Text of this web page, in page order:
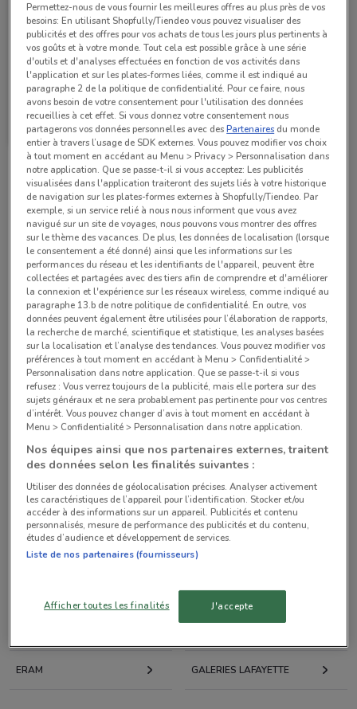
Calvin Klein
990 m
Magasins Calvin Klein dans les environs
3 cours de la Garonne Serris
990 m
OUVERT
Tous les magasins Calvin Klein
Chaînes de Mode à Serris
ZARA KIABI
PRIMARK MANGO
CHAUSSEA BERSHKA
C&A
ERAM GALERIES LAFAYETTE
Permettez-nous de vous fournir les meilleures offres au plus près de vos
besoins: En utilisant Shopfully/Tiendeo vous pouvez visualiser des
publicités et des offres pour vos achats de tous les jours plus pertinents à
vos goûts et à votre monde. Tout cela est possible grâce à une série
d'outils et d'analyses effectuées en fonction de vos activités dans
l'application et sur les plates-formes liées, comme il est indiqué au
paragraphe 2 de la politique de confidentialité. Pour ce faire, nous
avons besoin de votre consentement pour l'utilisation des données
recueillies à cet effet. Si vous donnez votre consentement nous
partagerons vos données personnelles avec desPartenaires du monde
entier à travers l’usage de SDK externes. Vous pouvez modifier vos choix
à tout moment en accédant au Menu > Privacy > Personnalisation dans
notre application. Que se passe-t-il si vous acceptez: Les publicités
visualisées dans l'application traiteront des sujets liés à votre historique
de navigation sur les plates-formes externes à Shopfully/Tiendeo. Par
exemple, si un service relié à nous nous informent que vous avez
navigué sur un site de voyages, nous pouvons vous montrer des offres
sur le thème des vacances. De plus, les données de localisation (lorsque
le consentement a été donné) ainsi que les informations sur les
performances du réseau et les identifiants de l'appareil, peuvent être
collectées et partagées avec des tiers afin de comprendre et d'améliorer
la connexion et l'expérience sur les réseaux wireless, comme indiqué au
paragraphe 13.b de notre politique de confidentialité. En outre, vos
données peuvent également être utilisées pour l’élaboration de rapports,
la recherche de marché, scientifique et statistique, les analyses basées
sur la localisation et l’analyse des tendances. Vous pouvez modifier vos
préférences à tout moment en accédant à Menu > Confidentialité >
Personnalisation dans notre application. Que se passe-t-il si vous
refusez : Vous verrez toujours de la publicité, mais elle portera sur des
sujets généraux et ne sera probablement pas pertinente pour vos centres
d’intérêt. Vous pouvez changer d’avis à tout moment en accédant à
Menu > Confidentialité > Personnalisation dans notre application.
Nos équipes ainsi que nos partenaires externes, traitent
des données selon les finalités suivantes :
Utiliser des données de géolocalisation précises. Analyser activement
les caractéristiques de l’appareil pour l’identification. Stocker et/ou
accéder à des informations sur un appareil. Publicités et contenu
personnalisés, mesure de performance des publicités et du contenu,
études d’audience et développement de services.
Liste de nos partenaires (fournisseurs)
Afficher toutes les finalités J'accepte